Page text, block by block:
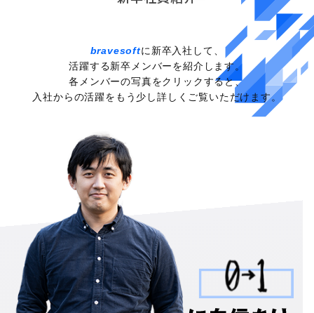
bravesoftに新卒入社して、
活躍する新卒メンバーを紹介します。
各メンバーの写真をクリックすると、
入社からの活躍をもう少し詳しくご覧いただけます。